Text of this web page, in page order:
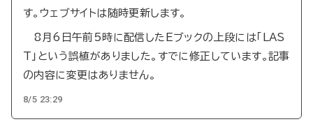
す。ウェブサイトは随時更新します。
8月6日午前5時に配信したEブックの上段には「LAS
T」という誤植がありました。すでに修正しています。記事
の内容に変更はありません。
8/5 23:29